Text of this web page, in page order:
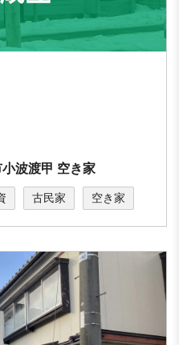
小波渡甲 空き家
古民家 空き家